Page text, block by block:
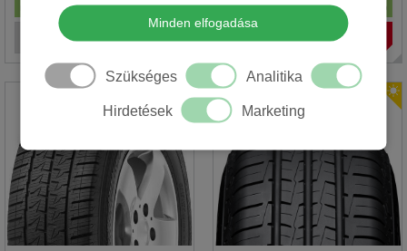
17 db raktáron
Minden elfogadása
Szükséges Analitika
Hirdetések Marketing